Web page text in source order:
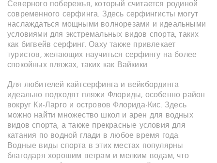
Северного побережья, который считается родиной
современного серфинга. Здесь серфингисты могут
наслаждаться мощными волнорезами и идеальными
условиями для экстремальных видов спорта, таких
как бигвейв серфинг. Оаху также привлекает
туристов, желающих научиться серфингу на более
спокойных пляжах, таких как Вайкики.
Для любителей кайтсерфинга и вейкбординга
идеально подходят пляжи Флориды, особенно район
вокруг Ки-Ларго и островов Флорида-Кис. Здесь
можно найти множество школ и арен для водных
видов спорта, а также прекрасные условия для
катания по водной глади в любое время года.
Водные виды спорта в этих местах популярны
благодаря хорошим ветрам и мелким водам, что